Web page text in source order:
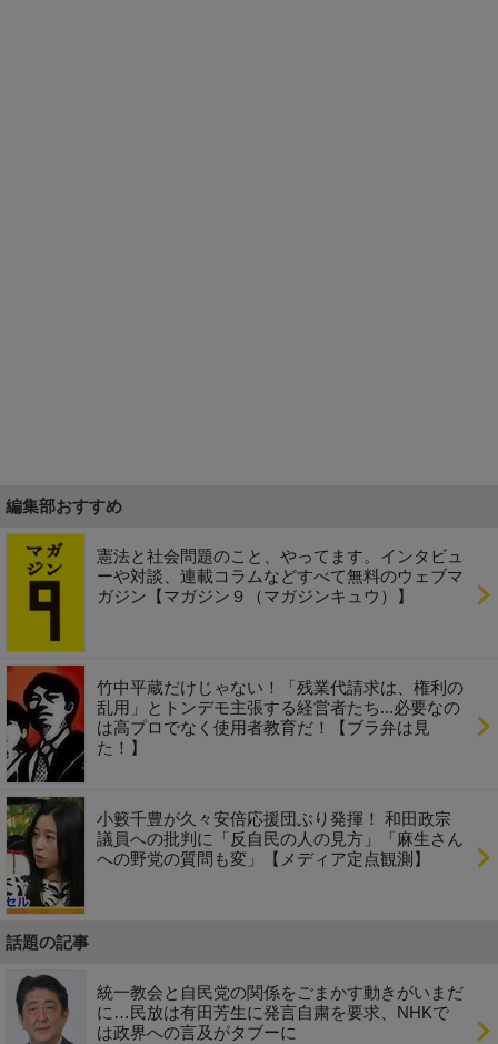
編集部おすすめ
憲法と社会問題のこと、やってます。インタビュ
ーや対談、連載コラムなどすべて無料のウェブマ
ガジン【マガジン９（マガジンキュウ）】
竹中平蔵だけじゃない！「残業代請求は、権利の
乱用」とトンデモ主張する経営者たち...必要なの
は高プロでなく使用者教育だ！【ブラ弁は見
た！】
小籔千豊が久々安倍応援団ぶり発揮！ 和田政宗
議員への批判に「反自民の人の見方」「麻生さん
への野党の質問も変」【メディア定点観測】
話題の記事
統一教会と自民党の関係をごまかす動きがいまだ
に…民放は有田芳生に発言自粛を要求、NHKで
は政界への言及がタブーに